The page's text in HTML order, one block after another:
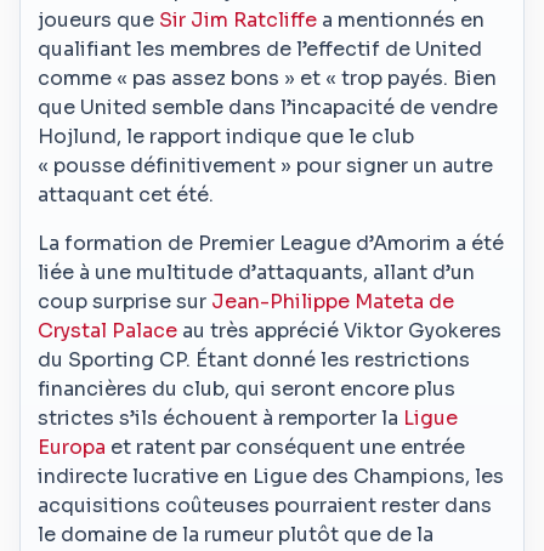
joueurs que Sir Jim Ratcliffe a mentionnés en
qualifiant les membres de l’effectif de United
comme « pas assez bons » et « trop payés. Bien
que United semble dans l’incapacité de vendre
Hojlund, le rapport indique que le club
« pousse définitivement » pour signer un autre
attaquant cet été.
La formation de Premier League d’Amorim a été
liée à une multitude d’attaquants, allant d’un
coup surprise sur Jean-Philippe Mateta de
Crystal Palace au très apprécié Viktor Gyokeres
du Sporting CP. Étant donné les restrictions
financières du club, qui seront encore plus
strictes s’ils échouent à remporter la Ligue
Europa et ratent par conséquent une entrée
indirecte lucrative en Ligue des Champions, les
acquisitions coûteuses pourraient rester dans
le domaine de la rumeur plutôt que de la